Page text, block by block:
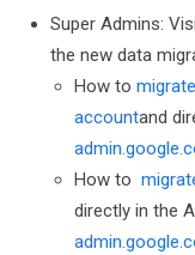
Super Admins:
the new data
How to
accountand
How to
directly in the